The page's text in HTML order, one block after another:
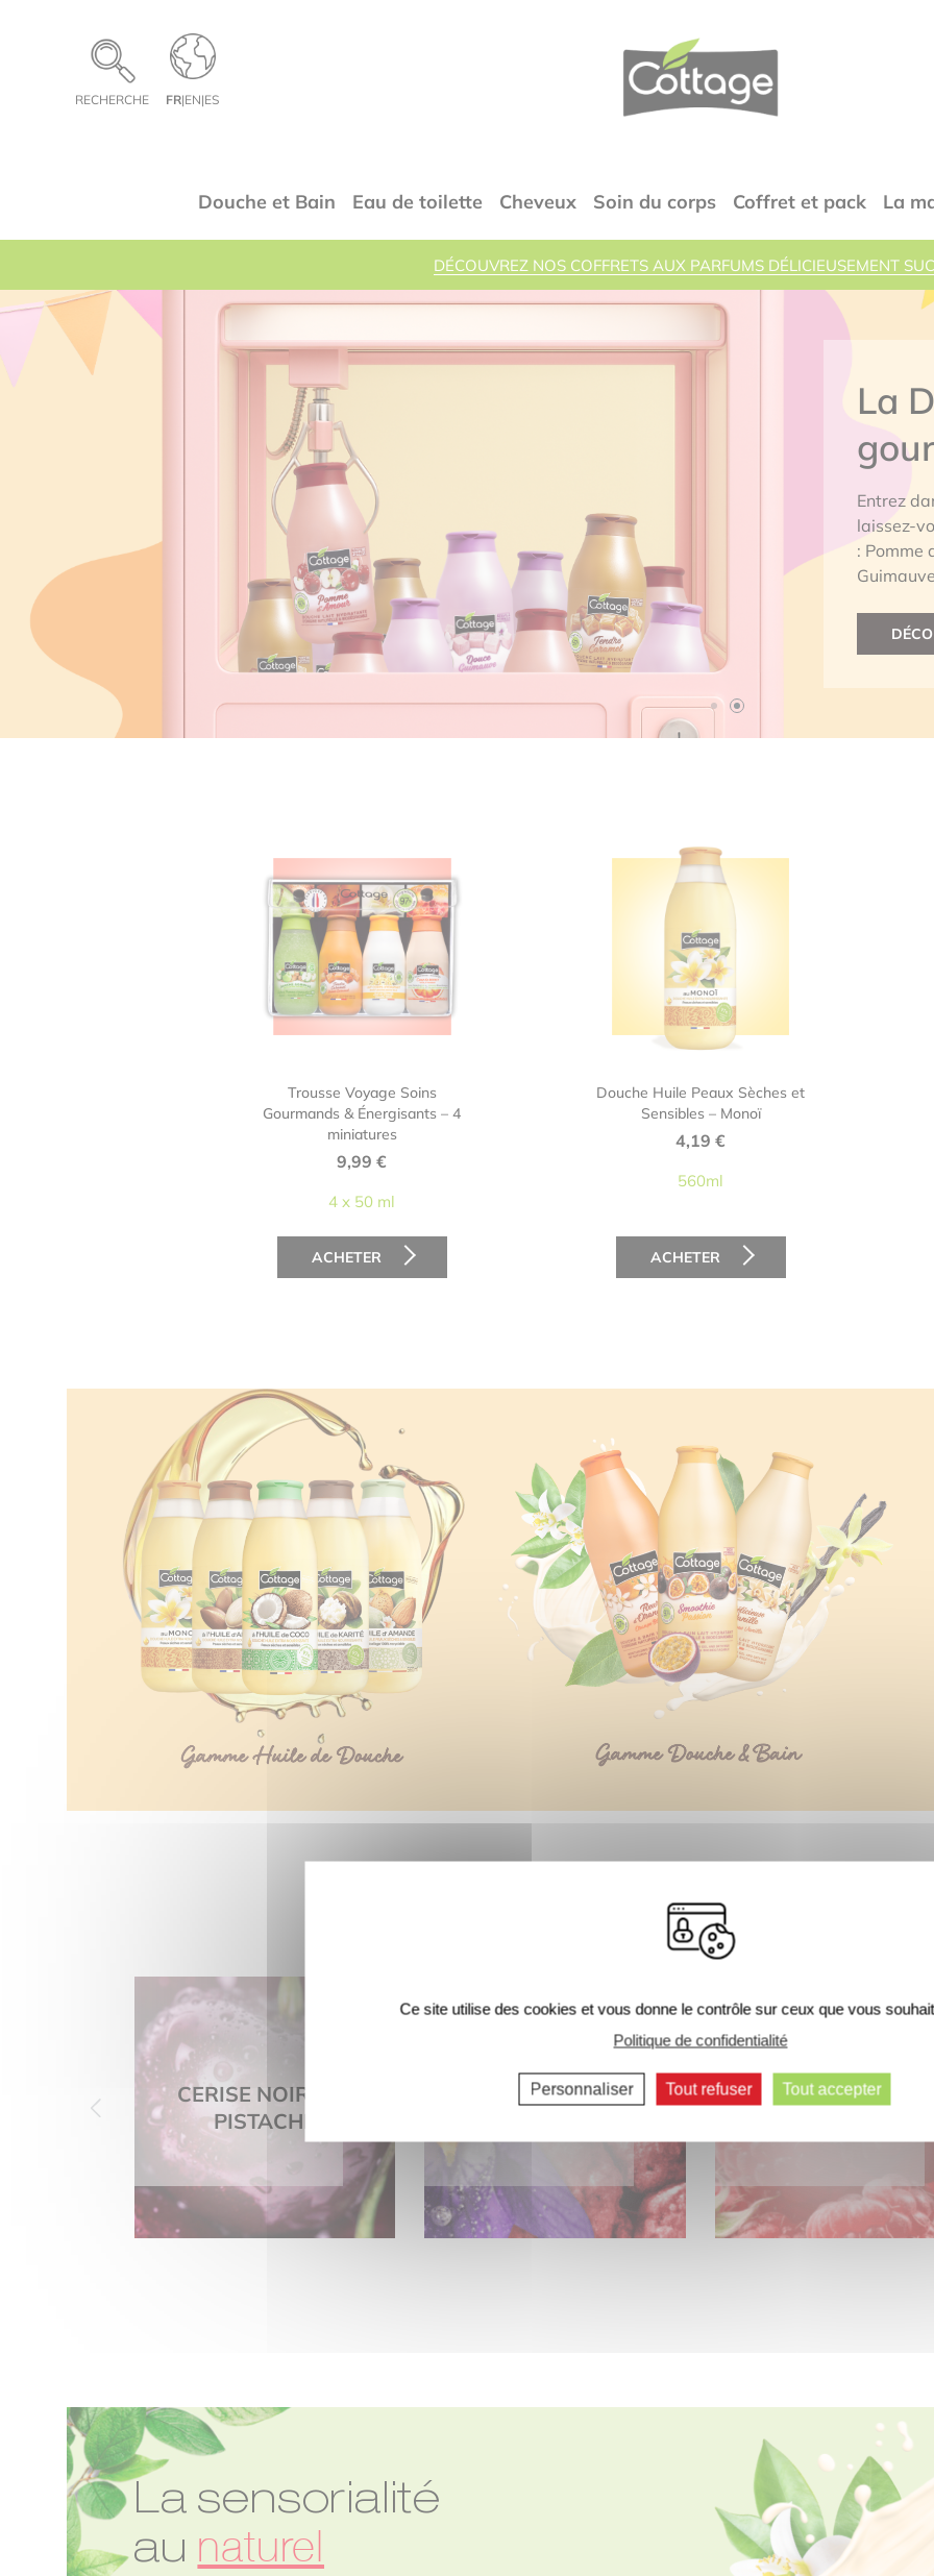
RECHERCHE FR|EN|ES
COTTAGE
Douche et Bain Eau de toilette Cheveux Soin du corps Coffret et pack La
DÉCOUVREZ NOS COFFRETS AUX PARFUMS DÉLICIEUSEMENT
La Douche fait
Entrez dans la fête des sens !
laissez-vous emporter par nos gels
: Pomme d’Amour, Tendre Caramel
Guimauve. Un tourbillon sucré à
DÉCOUVREZ NOS PARFUMS
Trousse Voyage Soins
Gourmands & Énergisants – 4
miniatures
9,99€
4 x 50 ml
ACHETER
Douche Huile Peaux Sèches et
Sensibles – Monoï
4,19 €
560ml
ACHETER
CERISE NOIRE ET
PISTACHE
VIOLETTE ET
CRÈME DE
La sensorialité
au naturel
Ce site utilise des cookies et vous donne le contrôle sur ceux que vous
Politique de confidentialité
Personnaliser Tout refuser Tout accepter